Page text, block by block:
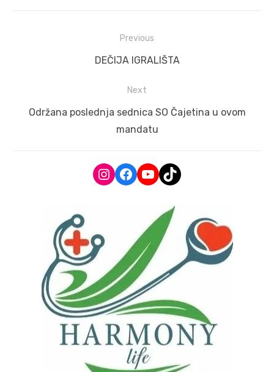
Previous
Previous
DEČIJA IGRALIŠTA
Next
Next
Održana poslednja sednica SO Čajetina u ovom
mandatu
Instagram
Facebook
YouTube
TikTok